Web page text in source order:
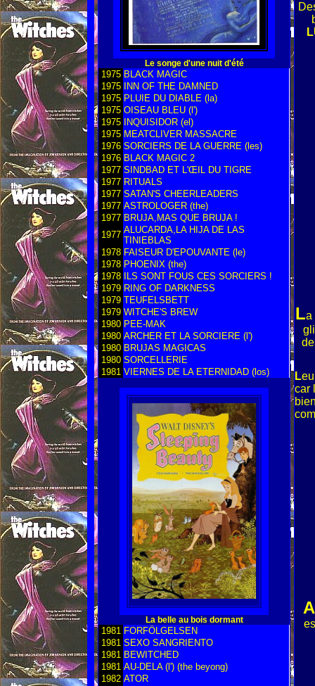
Le songe d'une nuit d'été
1975 BLACK MAGIC
1975
INN OF THE DAMNED
1975 PLUIE DU DIABLE (la)
1975 OISEAU BLEU (l')
1975
INQUISIDOR (el)
1975 MEATCLIVER MASSACRE
1976 SORCIERS DE LA GUERRE (les)
1976 BLACK MAGIC 2
1977 SINDBAD ET L'ŒIL DU TIGRE
1977 RITUALS
1977 SATAN'S CHEERLEADERS
1977 ASTROLOGER (the)
1977 BRUJA,MAS QUE BRUJA !
1977 ALUCARDA,LA HIJA DE LAS
TINIEBLAS
1978 FAISEUR D'EPOUVANTE (le)
1978 PHOENIX (the)
1978
ILS SONT FOUS CES SORCIERS !
1979 RING OF DARKNESS
1979 TEUFELSBETT
1979 WITCHE'S BREW
1980 PEE-MAK
1980 ARCHER ET LA SORCIERE (l')
1980 BRUJAS MAGICAS
1980 SORCELLERIE
1981 VIERNES DE LA ETERNIDAD (los)
La belle au bois dormant
1981 FORFÖLGELSEN
1981 SEXO SANGRIENTO
1981 BEWITCHED
1981 AU-DELA (l') (the beyong)
1982 ATOR
La
L
car
A